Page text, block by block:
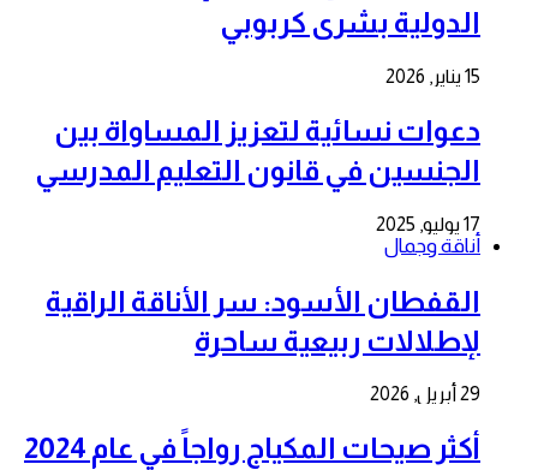
الدولية بشرى كربوبي
15 يناير, 2026
دعوات نسائية لتعزيز المساواة بين
الجنسين في قانون التعليم المدرسي
17 يوليو, 2025
أناقة وجمال
القفطان الأسود: سر الأناقة الراقية
لإطلالات ربيعية ساحرة
29 أبريل, 2026
أكثر صيحات المكياج رواجاً في عام 2024